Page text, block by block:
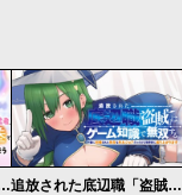
かり配信を切り忘れたままSS級モンスターを拳で殴り飛ばしてしまう 追放された底辺職「盗賊」はゲーム知識で無双する。一緒に召喚された先生も外れジョブだったけど効率的に成り上がります